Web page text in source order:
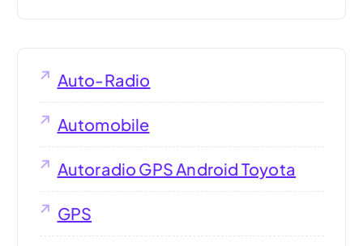
Auto-Radio
Automobile
Autoradio GPS Android Toyota
GPS